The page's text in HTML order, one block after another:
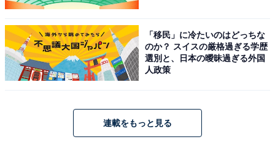
「移民」に冷たいのはどっちな
のか？ スイスの厳格過ぎる学歴
選別と、日本の曖昧過ぎる外国
人政策
連載をもっと見る